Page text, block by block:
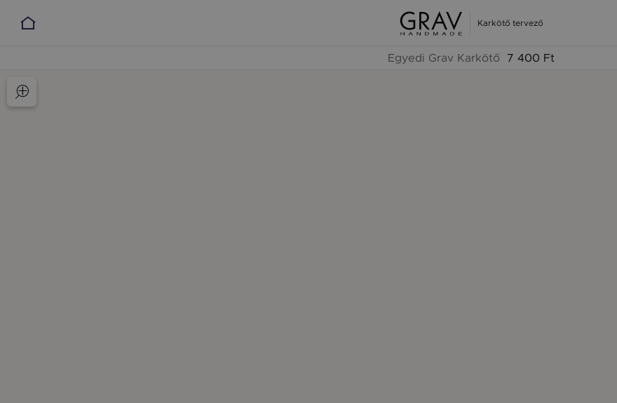
Karkötő tervező
Egyedi Grav Karkötő 7 400 Ft